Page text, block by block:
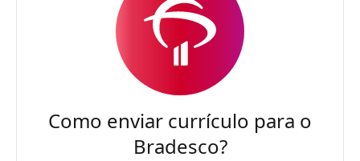
Como enviar currículo para o
Bradesco?